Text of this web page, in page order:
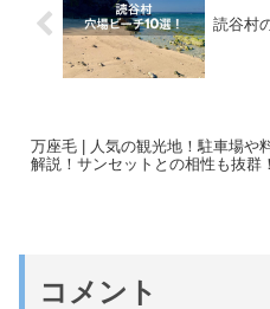
読谷村
万座毛 | 人気の観光地！駐車場や
解説！サンセットとの相性も抜群！
コメント